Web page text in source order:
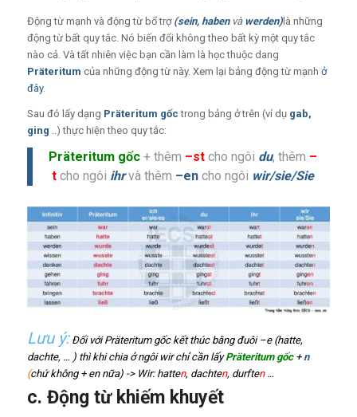
Động từ mạnh và động từ bổ trợ (sein, haben vàwerden)là những
động từ bất quy tắc. Nó biến đổi không theo bất kỳ một quy tắc
nào cả. Và tất nhiên việc bạn cần làm là học thuộc dang
Präteritum của những động từ này. Xem lại bảng động từ mạnh ở
đây.
Sau đó lấy dạng Präteritum gốc trong bảng ở trên (ví dụ gab,
ging ..) thực hiện theo quy tắc:
Präteritum gốc+ thêm –stcho ngôi du, thêm –
tcho ngôi ihrvà thêm –encho ngôi wir/sie/Sie
Lưu ý: Đối với Präteritum gốc kết thúc bằng đuôi –e (hatte,
dachte, … ) thì khi chia ở ngôi wir chỉ cần lấy Präteritum gốc + n
(chứ không + en nữa) -> Wir: hatten, dachten, durften …
c. Động từ khiếm khuyết